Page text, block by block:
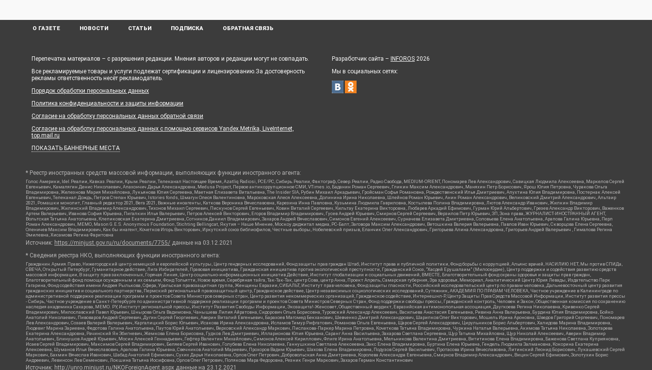
О ГАЗЕТЕ НОВОСТИ СТАТЬИ ПОДПИСКА ОБРАТНАЯ СВЯЗЬ
Перепечатка материалов – с разрешения редакции. Мнения авторов и редакции могут не совпадать.
Все рекламируемые товары и услуги подлежат сертификации и лицензированию.За достоверность
рекламы ответственность несёт рекламодатель.
Порядок обработки персональных данных
Политика конфиденциальности и защиты информации
Согласие на обработку персональных данных обратной связи
Согласие на обработку персональных данных с помощью сервисов Yandex.Metrika, LiveInternet,
top.mail.ru
ПОКАЗАТЬ БАННЕРНЫЕ МЕСТА
Разработчик сайта – INFOROS 2026
Мы в социальных сетях:
* Реестр иностранных средств массовой информации, выполняющих функции иностранного агента:
Голос Америки, Idel.Реалии, Кавказ.Реалии, Крым.Реалии, Телеканал Настоящее Время, Azatliq Radiosi, PCE/PC, Сибирь.Реалии, Фактограф, Север.Реалии, Радио Свобода, MEDIUM-ORIENT, Пономарев Лев Александрович, Савицкая Людмила Алексеевна, Маркелов Сергей
Евгеньевич, Камалягин Денис Николаевич, Апахончич Дарья Александровна, Medusa Project, Первое антикоррупционное СМИ, VTimes.io, Баданин Роман Сергеевич, Гликин Максим Александрович, Маняхин Петр Борисович, Ярош Юлия Петровна, Чуракова Ольга
Владимировна, Железнова Мария Михайловна, Лукьянова Юлия Сергеевна, Маетная Елизавета Витальевна, The Insider SIA, Рубин Михаил Аркадьевич, Гройсман Софья Романовна, Рождественский Илья Дмитриевич, Апухтина Юлия Владимировна, Постернак Алексей
Евгеньевич, Телеканал Дождь, Петров Степан Юрьевич, Istories fonds, Шмагун Олеся Валентиновна, Мароховская Алеся Алексеевна, Долинина Ирина Николаевна, Шлейнов Роман Юрьевич, Анин Роман Александрович, Великовский Дмитрий Александрович, Альтаир
2021, Ромашки монолит, Главный редактор 2021, Вега 2021, Важные иноагенты, Каткова Вероника Вячеславовна, Карезина Инна Павловна, Кузьмина Людмила Гавриловна, Костылева Полина Владимировна, Лютов Александр Иванович, Жилкин Владимир
Владимирович, Жилинский Владимир Александрович, Тихонов Михаил Сергеевич, Пискунов Сергей Евгеньевич, Ковин Виталий Сергеевич, Кильтау Екатерина Викторовна, Любарев Аркадий Ефимович, Гурман Юрий Альбертович, Грезев Александр Викторович, Важенков
Артем Валерьевич, Иванова София Юрьевна, Пигалкин Илья Валерьевич, Петров Алексей Викторович, Егоров Владимир Владимирович, Гусев Андрей Юрьевич, Смирнов Сергей Сергеевич, Верзилов Петр Юрьевич, ЗП, Зона права, ЖУРНАЛИСТ-ИНОСТРАННЫЙ АГЕНТ,
Вольтская Татьяна Анатольевна, Клепиковская Екатерина Дмитриевна, Сотников Даниил Владимирович, Захаров Андрей Вячеславович, Симонов Евгений Алексеевич, Сурначева Елизавета Дмитриевна, Соловьева Елена Анатольевна, Арапова Галина Юрьевна, Перл
Роман Александрович, МЕМО, Mason G.E.S. Anonymous Foundation, Stichting Bellingcat, Якутия – Наше Мнение, Москоу диджитал медиа, РС-Балт, Заговора Максим Александрович, Ветошкина Валерия Валерьевна, Павлов Иван Юрьевич, Скворцова Елена Сергеевна,
Оленичев Максим Владимирович, Как бы инагент, Кочетков Игорь Викторович, Иркутский союз библиофилов, Честные выборы, Нобелевский призыв, Еланчик Олег Александрович, Григорьева Алина Александровна, Григорьев Андрей Валерьевич , Гималова Регина
Эмилевна, Хисамова Регина Фаритовна
Источник: https://minjust.gov.ru/ru/documents/7755/ данные на 03.12.2021
* Сведения реестра НКО, выполняющих функции иностранного агента:
Гражданин.Армия.Право, Нижегородский центр немецкой и европейской культуры, Центр гендерных исследований, Фонд защиты прав граждан Штаб, Институт права и публичной политики, Фонд борьбы с коррупцией, Альянс врачей, НАСИЛИЮ.НЕТ, Мы против СПИДа,
СВЕЧА, Открытый Петербург, Гуманитарное действие, Лига Избирателей, Правовая инициатива, Гражданская инициатива против экологической преступности, Гражданский Союз, "Хасдей Ерушалаим" (Милосердие), Центр поддержки и содействия развитию средств
массовой информации, В защиту прав заключенных, Горячая Линия, Центр социально-информационных инициатив Действие, Институт глобализации и социальных движений, ВМЕСТЕ, Благотворительный фонд охраны здоровья и защиты прав граждан,
Благотворительный фонд помощи осужденным и их семьям, Фонд Тольятти, Новое время, Серебряная тайга, Так-Так-Так, центр Сова, центр Анна, Проект Апрель, Самарская губерния, Эра здоровья, Мемориал, Аналитический Центр Юрия Левады, Издательство Парк
Гагарина, Фонд содействия имени Андрея Рылькова, Сфера, Уральская правозащитная группа, Женщины Евразии, СИБАЛЬТ, Институт прав человека, Фонд защиты гласности, Российский исследовательский центр по правам человека, Дальневосточный центр развития
гражданских инициатив и социального партнерства, Пермский региональный правозащитный центр, Гражданское действие, Центр независимых социологических исследований, Сутяжник, АКАДЕМИЯ ПО ПРАВАМ ЧЕЛОВЕКА, Частное учреждение в Калининграде по
административной поддержке реализации программ и проектов Совета Министров северных стран, Центр развития некоммерческих организаций, Гражданское содействие, Интернешнл-Р, Центр Защиты Прав Средств Массовой Информации, Институт развития прессы
- Сибирь, Частное учреждение в Санкт-Петербурге по административной поддержке реализации программ и проектов Совета Министров Северных Стран, Фонд поддержки свободы прессы, Гражданский контроль, Человек и Закон, Общественная комиссия по сохранению
наследия академика Сахарова, МЕМО. РУ, Институт региональной прессы, Институт Развития Свободы Информации, Экозащита!-Женсовет, Общественный вердикт, Евразийская антимонопольная ассоциация, Дзугкоева Регина Николаевна, Кривенко Сергей
Владимирович, Милославский Павел Юрьевич, Шнырова Ольга Вадимовна, Чанышева Лилия Айратовна, Сидорович Ольга Борисовна, Туровский Александр Алексеевич, Васильева Анастасия Евгеньевна, Ривина Анна Валерьевна, Бурдина Юлия Владимировна, Бойко
Анатолий Николаевич, Пивоваров Андрей Сергеевич, Дугин Сергей Георгиевич, Аверин Виталий Евгеньевич, Барахоев Магомед Бекханович, Шевченко Дмитрий Александрович, Шарипков Олег Викторович, Мошель Ирина Ароновна, Шведов Григорий Сергеевич, Пономарев
Лев Александрович, Созаев Валерий Валерьевич, Каргалицкий Борис Юльевич, Исакова Ирина Александровна, Исламов Тимур Рифгатович, Романова Ольга Евгеньевна, Щаров Сергей Алексадрович, Цирульников Борис Альбертович, Халидова Марина Владимировна,
Людевиг Марина Зариевна, Федотова Галина Анатольевна, Паутов Юрий Анатольевич, Верховский Александр Маркович, Пислакова-Паркер Марина Петровна, Кочеткова Татьяна Владимировна, Чуркина Наталья Валерьевна, Акимова Татьяна Николаевна, Золотарева
Екатерина Александровна, Рачинский Ян Збигневич, Жемкова Елена Борисовна, Гудков Лев Дмитриевич, Илларионова Юлия Юрьевна, Саранг Анна Васильевна, Захарова Светлана Сергеевна, Щур Татьяна Михайловна, Щур Николай Алексеевич, Аверин Владимир
Анатольевич, Блинушов Андрей Юрьевич, Мосин Алексей Геннадьевич, Гефтер Валентин Михайлович, Симонов Алексей Кириллович, Флиге Ирина Анатольевна, Мельникова Валентина Дмитриевна, Вититинова Елена Владимировна, Баженова Светлана Куприяновна,
Исаев Сергей Владимирович, Максимов Сергей Владимирович, Беляев Сергей Иванович, Голубева Елена Николаевна, Ганнушкина Светлана Алексеевна, Закс Елена Владимировна, Буртина Елена Юрьевна, Гендель Людмила Залмановна, Кокорина Екатерина
Алексеевна, Шуманов Илья Вячеславович, Арапова Галина Юрьевна, Свечников Анатолий Мариевич, Прохоров Вадим Юрьевич, Шахова Елена Владимировна, Подузов Сергей Васильевич, Протасова Ирина Вячеславовна, Литинский Леонид Борисович, Лукашевский Сергей
Маркович, Бахмин Вячеслав Иванович, Шабад Анатолий Ефимович, Сухих Дарья Николаевна, Орлов Олег Петрович, Добровольская Анна Дмитриевна, Королева Александра Евгеньевна, Смирнов Владимир Александрович, Вицин Сергей Ефимович, Золотухин Борис
Андреевич, Левинсон Лев Семенович, Локшина Татьяна Иосифовна, Орлов Олег Петрович, Полякова Мара Федоровна, Резник Генри Маркович, Захаров Герман Константинович
Источник: http://unro.minjust.ru/NKOForeignAgent.aspx данные на 23.12.2021